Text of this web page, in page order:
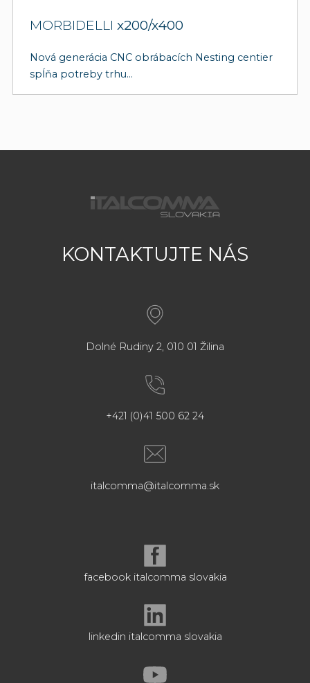
MORBIDELLI x200/x400
Nová generácia CNC obrábacích Nesting centier
spĺňa potreby trhu...
KONTAKTUJTE NÁS
Dolné Rudiny 2, 010 01 Žilina
+421 (0)41 500 62 24
italcomma@italcomma.sk
facebook italcomma slovakia
linkedin italcomma slovakia